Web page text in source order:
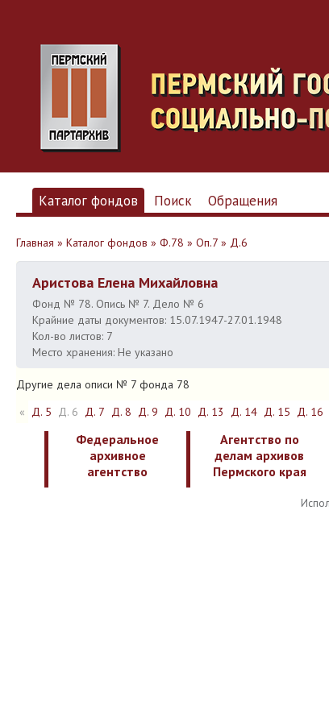
Каталог фондов Поиск Обращения
Главная » Каталог фондов » Ф.78 » Оп.7 » Д.6
Аристова Елена Михайловна
Фонд № 78. Опись № 7. Дело № 6
Крайние даты документов: 15.07.1947-27.01.1948
Кол-во листов: 7
Место хранения: Не указано
Другие дела описи № 7 фонда 78
« Д. 5 Д. 6 Д. 7 Д. 8 Д. 9 Д. 10 Д. 13 Д. 14 Д. 15 Д. 16
Федеральное
архивное
агентство
Агентство по
делам архивов
Пермского края